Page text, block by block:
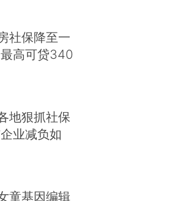
社保降至一
高可贷340
地狠抓社保
业减负如
童基因编辑